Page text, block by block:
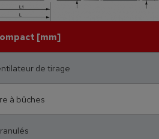
[mm]
de tirage
à bûches